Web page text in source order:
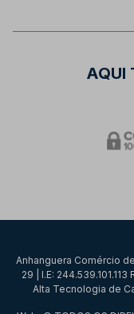
AQUI
Anhanguera Comércio
29 | I.E:
Alta Tecnologia de